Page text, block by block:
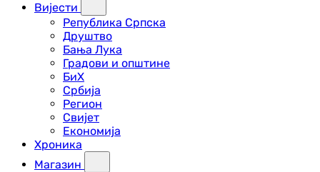
Вијести
Република Српска
Друштво
Бања Лука
Градови и општине
БиХ
Србија
Регион
Свијет
Економија
Хроника
Магазин